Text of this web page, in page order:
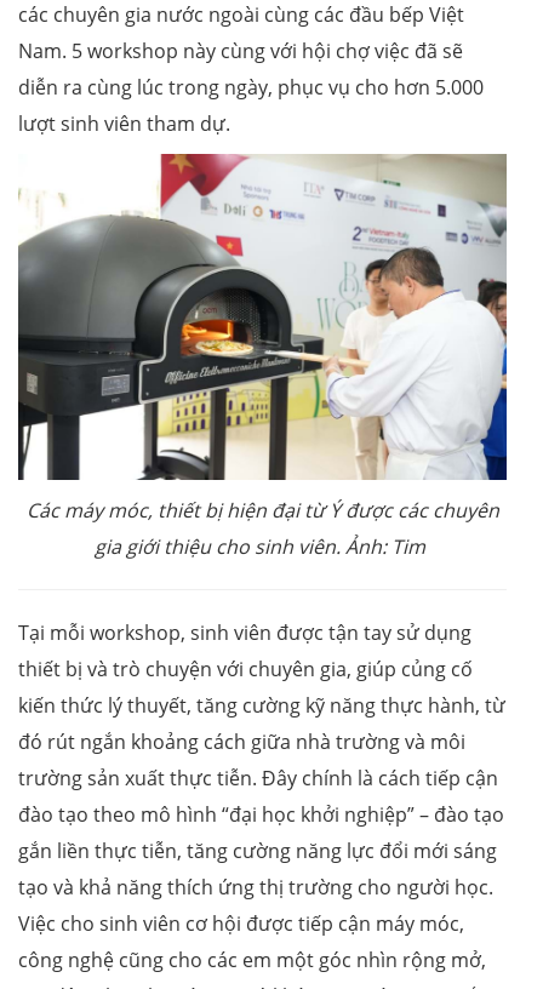
các chuyên gia nước ngoài cùng các đầu bếp Việt
Nam. 5 workshop này cùng với hội chợ việc đã sẽ
diễn ra cùng lúc trong ngày, phục vụ cho hơn 5.000
lượt sinh viên tham dự.
Các máy móc, thiết bị hiện đại từ Ý được các chuyên
gia giới thiệu cho sinh viên. Ảnh: Tim
Tại mỗi workshop, sinh viên được tận tay sử dụng
thiết bị và trò chuyện với chuyên gia, giúp củng cố
kiến thức lý thuyết, tăng cường kỹ năng thực hành, từ
đó rút ngắn khoảng cách giữa nhà trường và môi
trường sản xuất thực tiễn. Đây chính là cách tiếp cận
đào tạo theo mô hình “đại học khởi nghiệp” – đào tạo
gắn liền thực tiễn, tăng cường năng lực đổi mới sáng
tạo và khả năng thích ứng thị trường cho người học.
Việc cho sinh viên cơ hội được tiếp cận máy móc,
công nghệ cũng cho các em một góc nhìn rộng mở,